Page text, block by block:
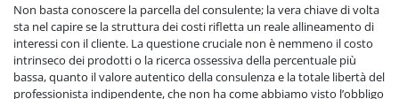
Non basta conoscere la parcella del consulente; la vera chiave di volta
sta nel capire se la struttura dei costi rifletta un reale allineamento di
interessi con il cliente. La questione cruciale non è nemmeno il costo
intrinseco dei prodotti o la ricerca ossessiva della percentuale più
bassa, quanto il valore autentico della consulenza e la totale libertà del
professionista indipendente, che non ha come abbiamo visto l’obbligo